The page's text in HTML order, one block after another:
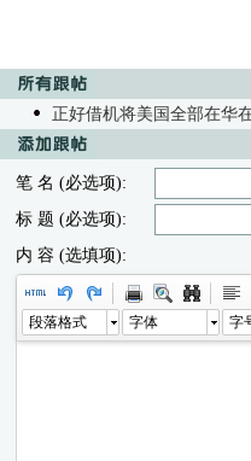
正好借机将美国全部在华
笔 名 (必选项):
标 题 (必选项):
内 容 (选填项):
段落格式 字体 字